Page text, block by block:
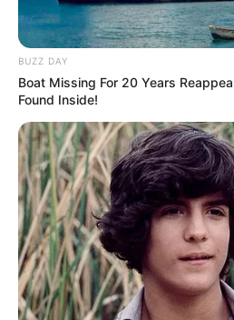
BUZZ DAY
Boat Missing For 20 Years
Found Inside!